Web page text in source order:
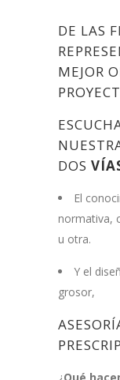
DE LAS
MEJOR
DOS
El
normativa,
u otra.
Y el
grosor,